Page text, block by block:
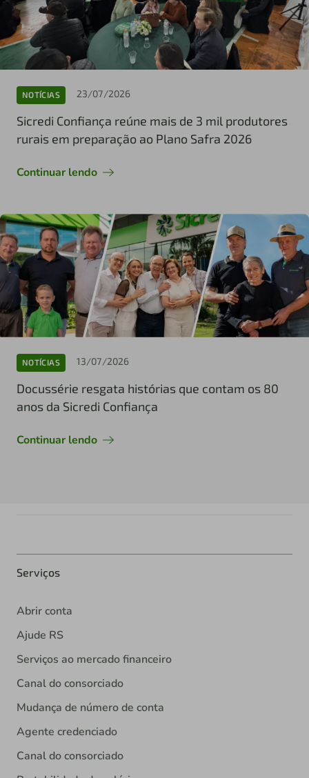
NOTÍCIAS 23/07/2026
Sicredi Confiança reúne mais de 3 mil produtores
rurais em preparação ao Plano Safra 2026
Continuar lendo
NOTÍCIAS 13/07/2026
Docussérie resgata histórias que contam os 80
anos da Sicredi Confiança
Continuar lendo
Serviços
Abrir conta
Ajude RS
Serviços ao mercado financeiro
Canal do consorciado
Mudança de número de conta
Agente credenciado
Canal do consorciado